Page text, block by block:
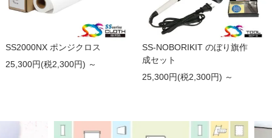
SS2000NX ポンジクロス
25,300円(税2,300円) ～
SS-NOBORIKIT のぼり旗作
成セット
25,300円(税2,300円) ～